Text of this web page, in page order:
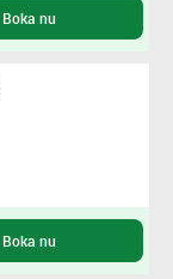
Boka nu
Boka nu